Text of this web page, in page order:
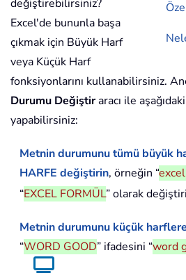
değiştirebilirsiniz?
Excel'de bununla başa
çıkmak için Büyük Harf
veya Küçük Harf
fonksiyonlarını kullanabilirsiniz.
Durumu Değiştiraracı ile
yapabilirsiniz:
Metnin durumunu tümü büyük
HARFE değiştirin, örneğin “
“EXCEL FORMÜL” olarak
Metnin durumunu küçük
“WORD GOOD” ifadesini “word